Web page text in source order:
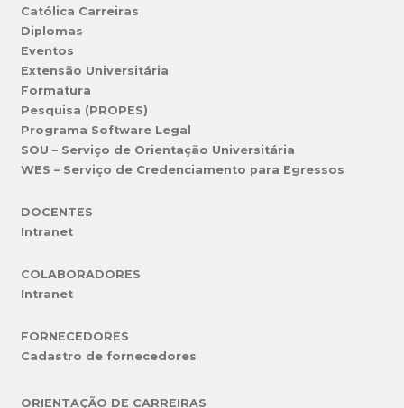
Católica Carreiras
Diplomas
Eventos
Extensão Universitária
Formatura
Pesquisa (PROPES)
Programa Software Legal
SOU – Serviço de Orientação Universitária
WES – Serviço de Credenciamento para Egressos
DOCENTES
Intranet
COLABORADORES
Intranet
FORNECEDORES
Cadastro de fornecedores
ORIENTAÇÃO DE CARREIRAS